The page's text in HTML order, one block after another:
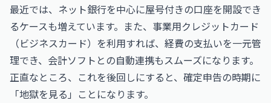
最近では、ネット銀行を中心に屋号付きの口座を開設でき
るケースも増えています。また、事業用クレジットカード
（ビジネスカード）を利用すれば、経費の支払いを一元管
理でき、会計ソフトとの自動連携もスムーズになります。
正直なところ、これを後回しにすると、確定申告の時期に
「地獄を見る」ことになります。